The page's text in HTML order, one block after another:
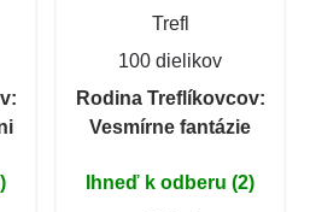
Trefl
100 dielikov
Rodina Treflíkovcov:
Vesmírne fantázie
Ihneď k odberu (2)